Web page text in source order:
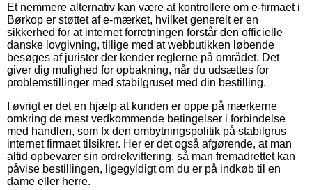
Et nemmere alternativ kan være at kontrollere om e-firmaet i
Børkop er støttet af e-mærket, hvilket generelt er en
sikkerhed for at internet forretningen forstår den officielle
danske lovgivning, tillige med at webbutikken løbende
besøges af jurister der kender reglerne på området. Det
giver dig mulighed for opbakning, når du udsættes for
problemstillinger med stabilgruset med din bestilling.
I øvrigt er det en hjælp at kunden er oppe på mærkerne
omkring de mest vedkommende betingelser i forbindelse
med handlen, som fx den ombytningspolitik på stabilgrus
internet firmaet tilsikrer. Her er det også afgørende, at man
altid opbevarer sin ordrekvittering, så man fremadrettet kan
påvise bestillingen, ligegyldigt om du er på indkøb til en
dame eller herre.